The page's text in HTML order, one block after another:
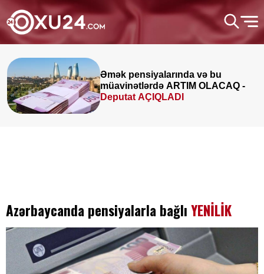
Əmək pensiyalarında və bu
müavinətlərdə ARTIM OLACAQ -
Deputat AÇIQLADI
Azərbaycanda pensiyalarla bağlı YENİLİK